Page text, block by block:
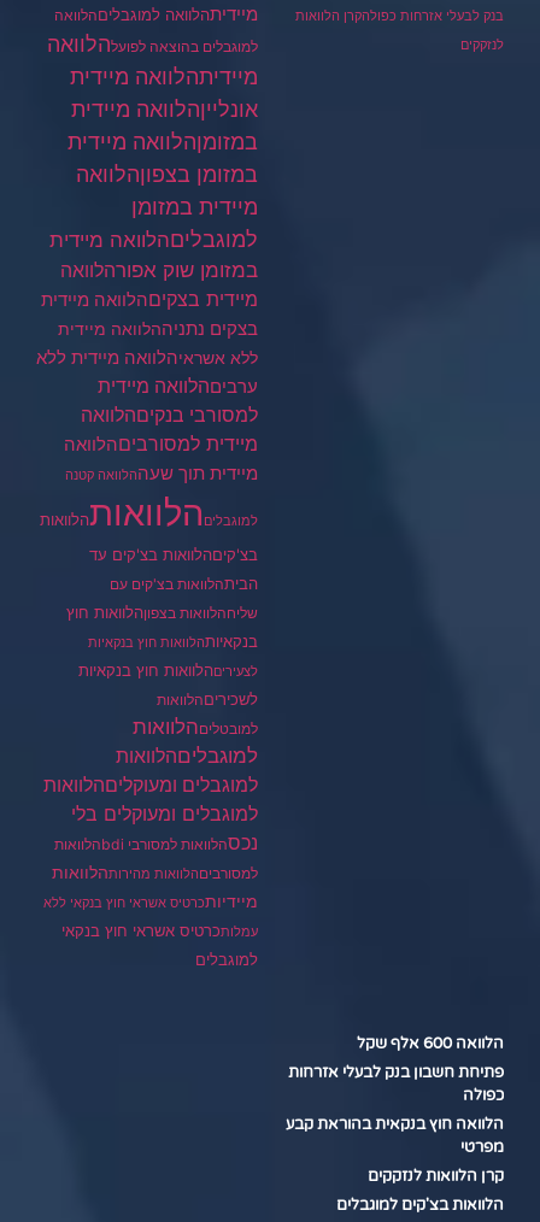
בנק לבעלי אזרחות כפולהקרן הלוואות
לנזקקים
מיידיתהלוואה למוגבליםהלוואה
למוגבלים בהוצאה לפועלהלוואה
מיידיתהלוואה מיידית
אונלייןהלוואה מיידית
במזומןהלוואה מיידית
במזומן בצפוןהלוואה
מיידית במזומן
למוגבליםהלוואה מיידית
במזומן שוק אפורהלוואה
מיידית בצקיםהלוואה מיידית
בצקים נתניההלוואה מיידית
ללא אשראיהלוואה מיידית ללא
ערביםהלוואה מיידית
למסורבי בנקיםהלוואה
מיידית למסורביםהלוואה
מיידית תוך שעההלוואה קטנה
למוגבלים הלוואותהלוואות
בצ'קיםהלוואות בצ'קים עד
הביתהלוואות בצ'קים עם
שליחהלוואות בצפוןהלוואות חוץ
בנקאיותהלוואות חוץ בנקאיות
לצעיריםהלוואות חוץ בנקאיות
לשכיריםהלוואות
למובטליםהלוואות
למוגבליםהלוואות
למוגבלים ומעוקליםהלוואות
למוגבלים ומעוקלים בלי
נכסהלוואות למסורבי bdi
הלוואות
למסורביםהלוואות מהירותהלוואות
מיידיותכרטיס אשראי חוץ בנקאי ללא
עמלותכרטיס אשראי חוץ בנקאי
למוגבלים
הלוואה 600 אלף שקל
פתיחת חשבון בנק לבעלי אזרחות
כפולה
הלוואה חוץ בנקאית בהוראת קבע
מפרטי
קרן הלוואות לנזקקים
הלוואות בצ'קים למוגבלים